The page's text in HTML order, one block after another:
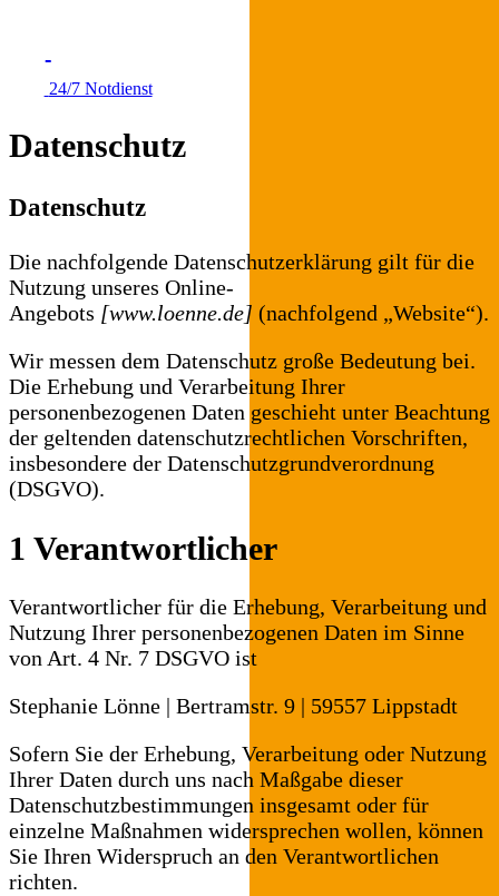
24/7 Notdienst
Datenschutz
Datenschutz
Die nachfolgende Datenschutzerklärung gilt für die
Nutzung unseres Online-
Angebots [www.loenne.de] (nachfolgend „Website“).
Wir messen dem Datenschutz große Bedeutung bei.
Die Erhebung und Verarbeitung Ihrer
personenbezogenen Daten geschieht unter Beachtung
der geltenden datenschutzrechtlichen Vorschriften,
insbesondere der Datenschutzgrundverordnung
(DSGVO).
1 Verantwortlicher
Verantwortlicher für die Erhebung, Verarbeitung und
Nutzung Ihrer personenbezogenen Daten im Sinne
von Art. 4 Nr. 7 DSGVO ist
Stephanie Lönne | Bertramstr. 9 | 59557 Lippstadt
Sofern Sie der Erhebung, Verarbeitung oder Nutzung
Ihrer Daten durch uns nach Maßgabe dieser
Datenschutzbestimmungen insgesamt oder für
einzelne Maßnahmen widersprechen wollen, können
Sie Ihren Widerspruch an den Verantwortlichen
richten.